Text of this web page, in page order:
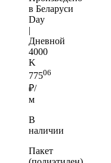
в Беларуси
Day
|
Дневной
4000
K
77506
₽/
м
В
наличии
Пакет